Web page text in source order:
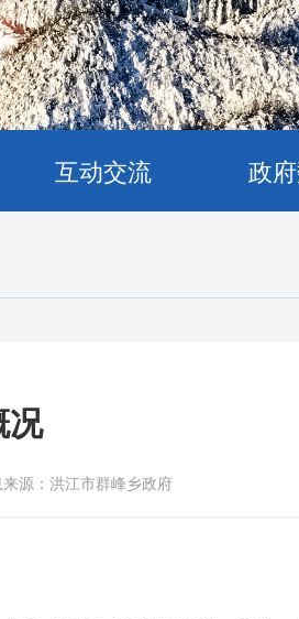
互动交流 政
况
源：洪江市群峰乡政府